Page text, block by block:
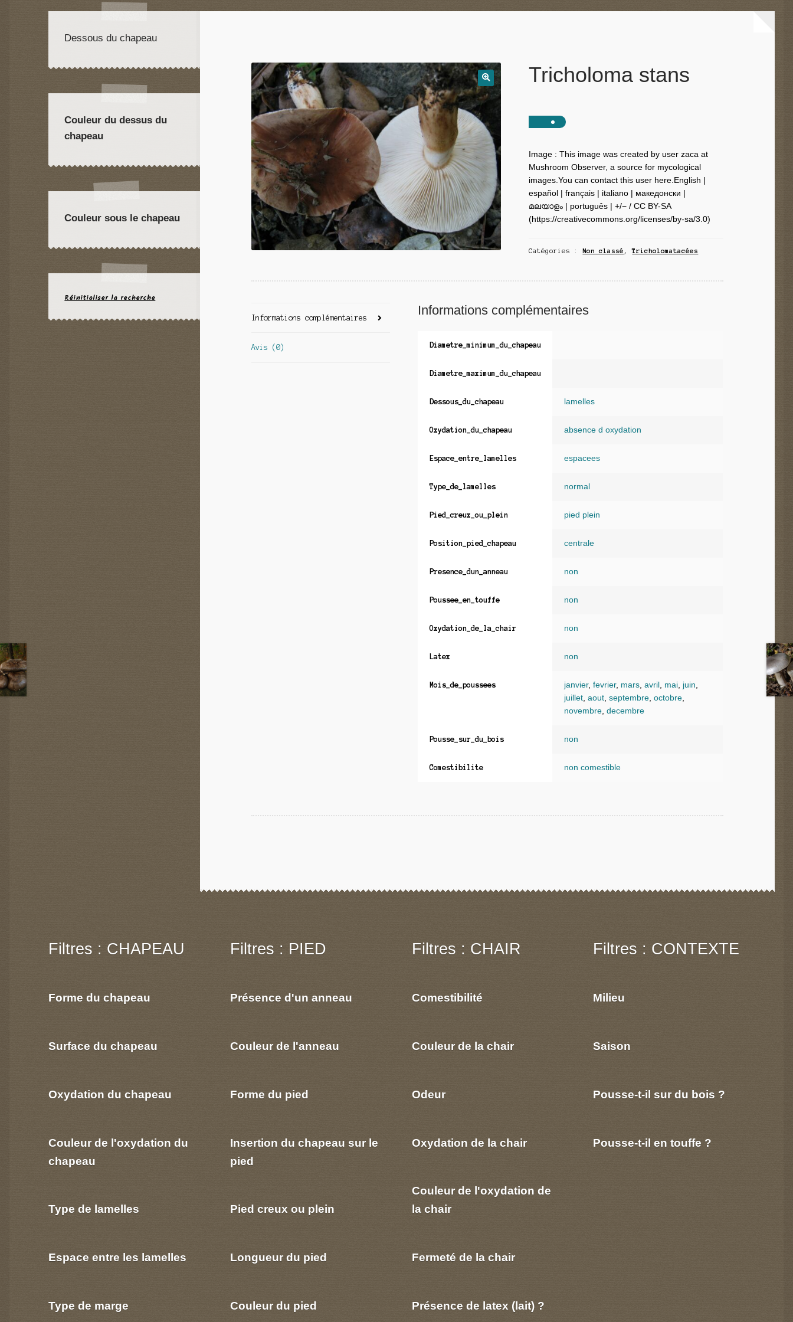
Tricholoma stans
Image : This image was created by user zaca at
Mushroom Observer, a source for mycological
images.You can contact this user here.English |
español | français | italiano | македонски |
മലയാളം | português | +/− / CC BY-SA
(https://creativecommons.org/licenses/by-sa/3.0)
Catégories :Non classé ,Tricholomatacées
Informations complémentaires
Avis (0)
Informations complémentaires
Diametre_minimum_du_chapeau
Diametre_maximum_du_chapeau
Dessous_du_chapeau lamelles
Oxydation_du_chapeau absence d oxydation
Espace_entre_lamelles espacees
Type_de_lamelles normal
Pied_creux_ou_plein pied plein
Position_pied_chapeau centrale
Presence_dun_anneau non
Poussee_en_touffe non
Oxydation_de_la_chair non
Latex non
Mois_de_poussees janvier, fevrier, mars, avril , mai, juin,
juillet, aout, septembre, octobre,
novembre, decembre
Pousse_sur_du_bois non
Comestibilite non comestible
Dessous du chapeau
Couleur du dessus du
chapeau
Couleur sous le chapeau
Réinitialiser la recherche
Filtres : CHAPEAU
Forme du chapeau
Surface du chapeau
Oxydation du chapeau
Couleur de l'oxydation du
chapeau
Type de lamelles
Espace entre les lamelles
Type de marge
Filtres : PIED
Présence d'un anneau
Couleur de l'anneau
Forme du pied
Insertion du chapeau sur le
pied
Pied creux ou plein
Longueur du pied
Couleur du pied
Filtres : CHAIR
Comestibilité
Couleur de la chair
Odeur
Oxydation de la chair
Couleur de l'oxydation de
la chair
Fermeté de la chair
Présence de latex (lait) ?
Filtres : CONTEXTE
Milieu
Saison
Pousse-t-il sur du bois ?
Pousse-t-il en touffe ?